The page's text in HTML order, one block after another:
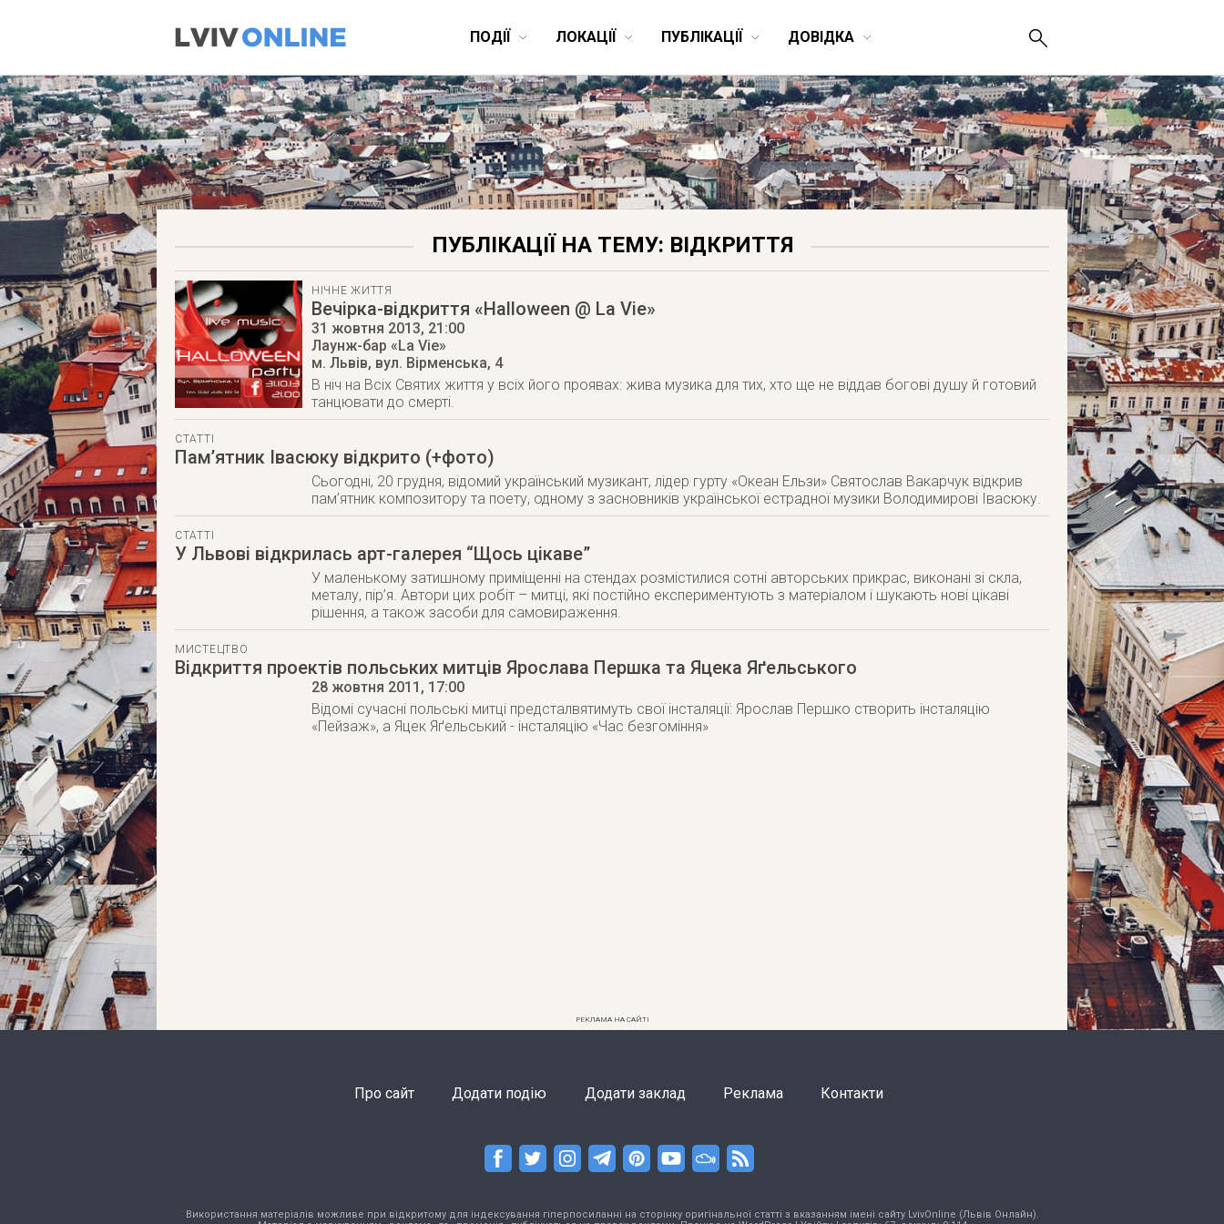
ПОДІЇ ЛОКАЦІЇ ПУБЛІКАЦІЇ ДОВІДКА
ПУБЛІКАЦІЇ НА ТЕМУ: ВІДКРИТТЯ
НІЧНЕ ЖИТТЯ
Вечірка-відкриття «Halloween @ La Vie»
31 жовтня 2013, 21:00
Лаунж-бар «La Vie»
м. Львів, вул. Вірменська, 4
В ніч на Всіх Святих життя у всіх його проявах: жива музика для тих, хто ще не віддав богові душу й готовий
танцювати до смерті.
СТАТТІ
Пам’ятник Івасюку відкрито (+фото)
Сьогодні, 20 грудня, відомий український музикант, лідер гурту «Океан Ельзи» Святослав Вакарчук відкрив
пам’ятник композитору та поету, одному з засновників української естрадної музики Володимирові Івасюку.
СТАТТІ
У Львові відкрилась арт-галерея “Щось цікаве”
У маленькому затишному приміщенні на стендах розмістилися сотні авторських прикрас, виконані зі скла,
металу, пір’я. Автори цих робіт – митці, які постійно експериментують з матеріалом і шукають нові цікаві
рішення, а також засоби для самовираження.
МИСТЕЦТВО
Відкриття проектів польських митців Ярослава Першка та Яцека Яґельського
28 жовтня 2011 , 17:00
Відомі сучасні польські митці предсталвятимуть свої інсталяції: Ярослав Першко створить інсталяцію
«Пейзаж», а Яцек Яґельський - інсталяцію «Час безгоміння»
РЕКЛАМА НА САЙТІ
Про сайт Додати подію Додати заклад Реклама Контакти
Використання матеріалів можливе при відкритому для індексування гіперпосиланні на сторінку оригінальної статті з вказанням імені сайту LvivOnline (Львів Онлайн).